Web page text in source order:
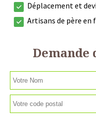
Déplacement et
Artisans de père en